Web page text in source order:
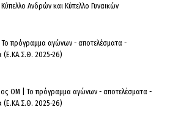
Ανδρών και Κύπελλο Γυναικών
πρόγραμμα αγώνων - αποτελέσματα -
(Ε.ΚΑ.Σ.Θ. 2025-26)
ΟΜ | Το πρόγραμμα αγώνων - αποτελέσματα -
(Ε.ΚΑ.Σ.Θ. 2025-26)